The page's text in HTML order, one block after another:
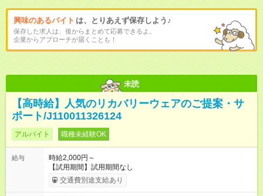
興味のあるバイト は、とりあえず保存しよう♪
保存した求人は、後からまとめて応募できるよ。
企業からアプローチが届くことも！
未読
【高時給】人気のリカバリーウェアのご提案・サ
ポート/J110011326124
アルバイト 職種未経験OK
給与
時給2,000円～
【試用期間】試用期間なし
交通費別途支給あり